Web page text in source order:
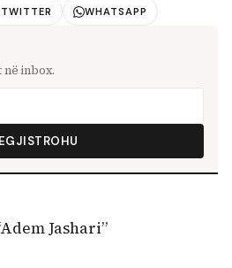
TWITTER WHATSAPP
inbox.
Jashari”